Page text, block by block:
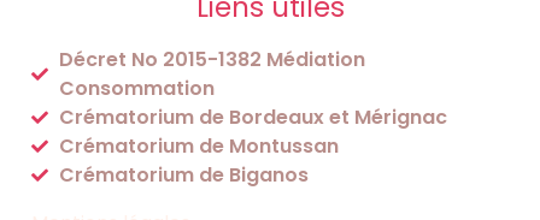
Décret No 2015-1382 Médiation
Consommation
Crématorium de Bordeaux et Mérignac
Crématorium de Montussan
Crématorium de Biganos